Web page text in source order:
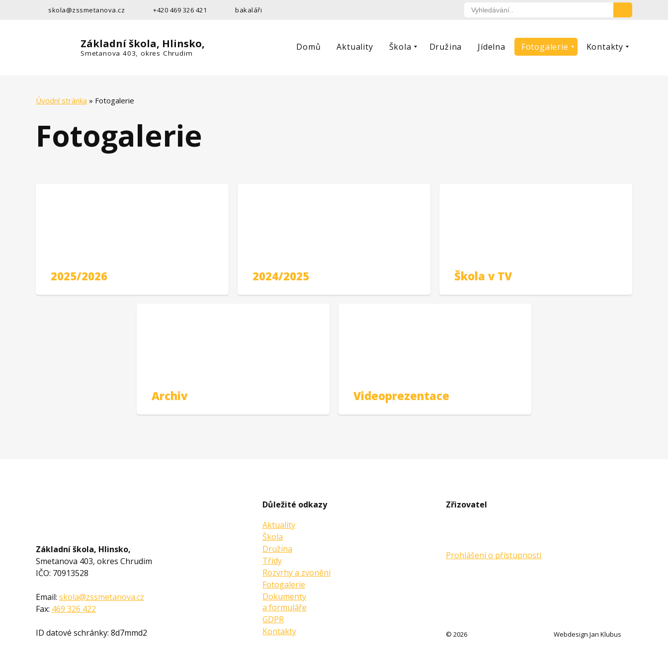
skola@zssmetanova.cz +420 469 326 421 bakaláři
Základní škola, Hlinsko,
Smetanova 403, okres Chrudim
Domů Aktuality Škola Družina Jídelna Fotogalerie Kontakty
Úvodní stránka » Fotogalerie
Fotogalerie
2025/2026 2024/2025 Škola v TV
Archiv Videoprezentace
Základní škola, Hlinsko,
Smetanova 403, okres Chrudim
IČO: 70913528
Email: skola@zssmetanova.cz
Fax: 469 326 422
ID datové schránky: 8d7mmd2
Důležité odkazy
Aktuality
Škola
Družina
Třídy
Rozvrhy a zvonění
Fotogalerie
Dokumenty
a formuláře
GDPR
Kontakty
Zřizovatel
Prohlášení o přístupnosti
© 2026 Webdesign Jan Klubus